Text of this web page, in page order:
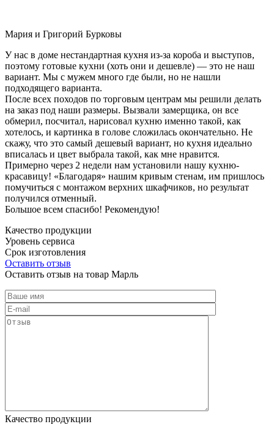
Мария и Григорий Бурковы
У нас в доме нестандартная кухня из-за короба и выступов,
поэтому готовые кухни (хоть они и дешевле) — это не наш
вариант. Мы с мужем много где были, но не нашли
подходящего варианта.
После всех походов по торговым центрам мы решили делать
на заказ под наши размеры. Вызвали замерщика, он все
обмерил, посчитал, нарисовал кухню именно такой, как
хотелось, и картинка в голове сложилась окончательно. Не
скажу, что это самый дешевый вариант, но кухня идеально
вписалась и цвет выбрала такой, как мне нравится.
Примерно через 2 недели нам установили нашу кухню-
красавицу! «Благодаря» нашим кривым стенам, им пришлось
помучиться с монтажом верхних шкафчиков, но результат
получился отменный.
Большое всем спасибо! Рекомендую!
Качество продукции
Уровень сервиса
Срок изготовления
Оставить отзыв
Оставить отзыв на товар Марль
Качество продукции